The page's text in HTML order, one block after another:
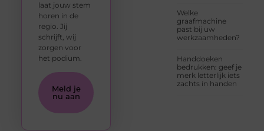
Welke
graafmachine
past bij uw
werkzaamheden?
Handdoeken
bedrukken: geef je
merk letterlijk iets
zachts in handen
laat jouw stem
horen in de
regio. Jij
schrijft, wij
zorgen voor
het podium.
Meld je
nu aan